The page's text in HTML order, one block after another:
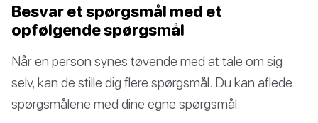
Besvar et spørgsmål med et
opfølgende spørgsmål
Når en person synes tøvende med at tale om sig
selv, kan de stille dig flere spørgsmål. Du kan aflede
spørgsmålene med dine egne spørgsmål.